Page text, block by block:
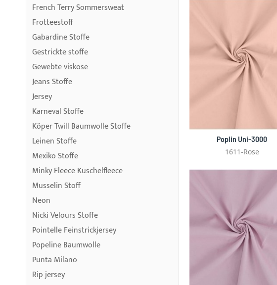
Poplin Uni-3000
1611-Rose
French Terry Sommersweat
Frotteestoff
Gabardine Stoffe
Gestrickte stoffe
Gewebte viskose
Jeans Stoffe
Jersey
Karneval Stoffe
Köper Twill Baumwolle Stoffe
Leinen Stoffe
Mexiko Stoffe
Minky Fleece Kuschelfleece
Musselin Stoff
Neon
Nicki Velours Stoffe
Pointelle Feinstrickjersey
Popeline Baumwolle
Punta Milano
Rip jersey